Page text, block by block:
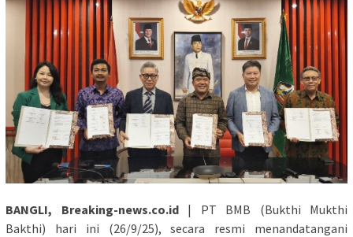
BANGLI, Breaking-news.co.id| PT BMB (Bukthi Mukthi
Bakthi) hari ini (26/9/25), secara resmi menandatangani